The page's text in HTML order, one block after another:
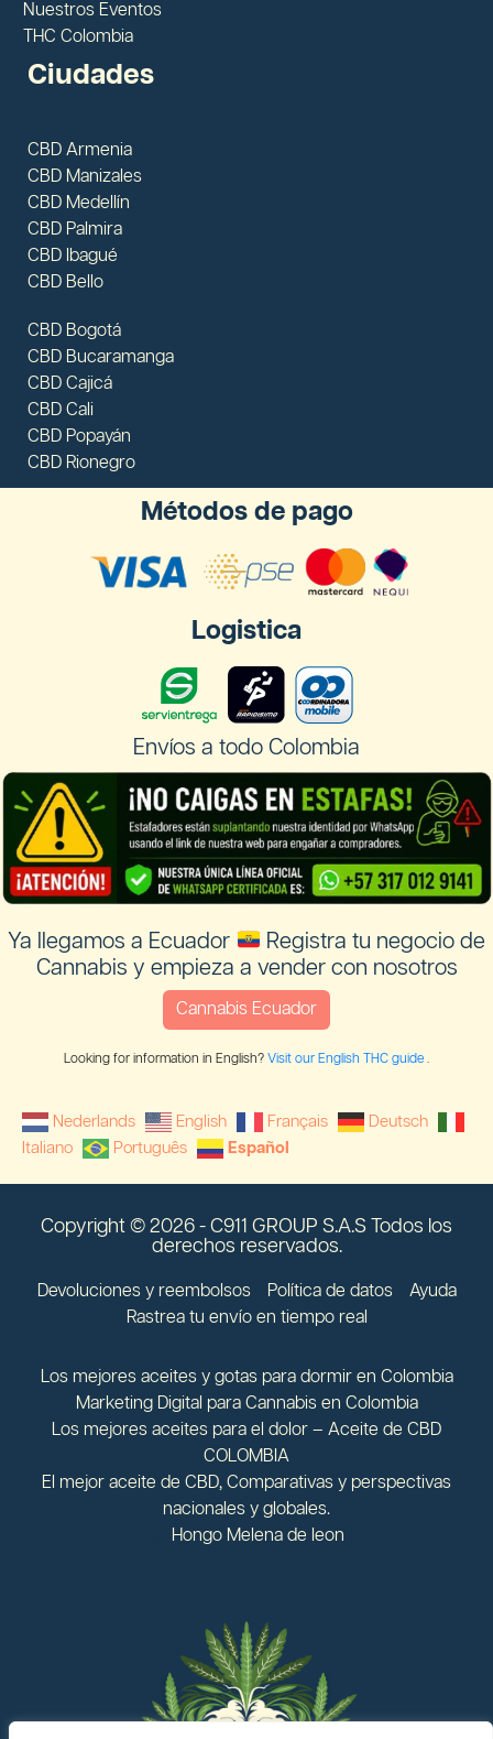
Nuestros Eventos
THC Colombia
Ciudades
CBD Armenia
CBD Manizales
CBD Medellín
CBD Palmira
CBD Ibagué
CBD Bello
CBD Bogotá
CBD Bucaramanga
CBD Cajicá
CBD Cali
CBD Popayán
CBD Rionegro
Métodos de pago
Logistica
Envíos a todo Colombia
Ya llegamos a Ecuador
Registra tu negocio de
Cannabis y empieza a vender con nosotros
Cannabis Ecuador
Looking for information in English? Visit our English THC guide .
Nederlands English Français
Deutsch
Italiano
Português Español
Copyright © 2026 - C911 GROUP S.A.S Todos los
derechos reservados.
Devoluciones y reembolsos Política de datos
Ayuda
Rastrea tu envío en tiempo real
Los mejores aceites y gotas para dormir en Colombia
Marketing Digital para Cannabis en Colombia
Los mejores aceites para el dolor – Aceite de CBD
COLOMBIA
El mejor aceite de CBD, Comparativas y perspectivas
nacionales y globales.
Hongo Melena de leon